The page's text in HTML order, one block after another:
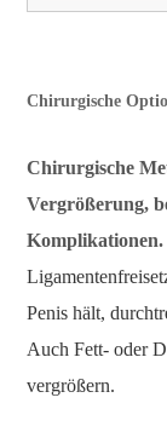
Chirurgische
Chirurgische
Vergrößerung,
Komplikationen.
Penis hält,
Auch Fett- oder
vergrößern.